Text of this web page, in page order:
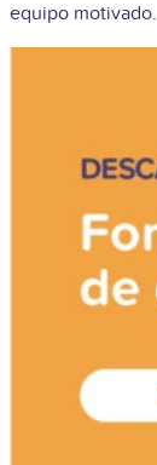
equipo motivado.